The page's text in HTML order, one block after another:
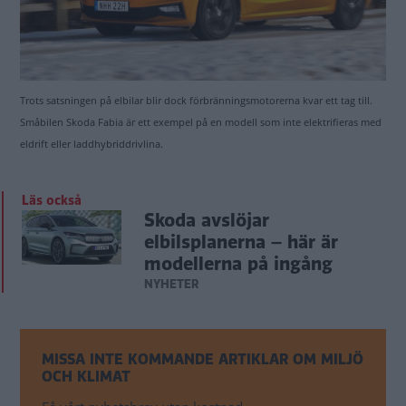
Trots satsningen på elbilar blir dock förbränningsmotorerna kvar ett tag till.
Småbilen Skoda Fabia är ett exempel på en modell som inte elektrifieras med
eldrift eller laddhybriddrivlina.
Läs också
Skoda avslöjar
elbilsplanerna – här är
modellerna på ingång
NYHETER
MISSA INTE KOMMANDE ARTIKLAR OM MILJÖ
OCH KLIMAT